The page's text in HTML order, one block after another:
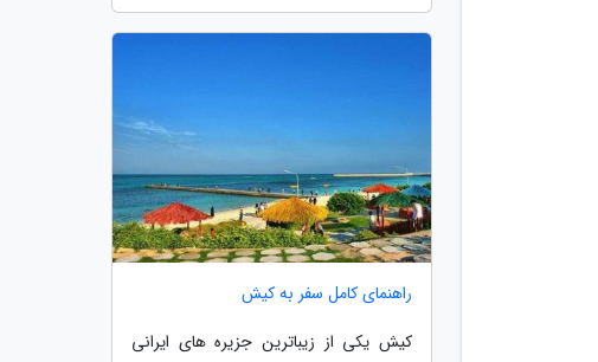
راهنمای کامل سفر به کیش
کیش یکی از زیباترین جزیره های ایرانی